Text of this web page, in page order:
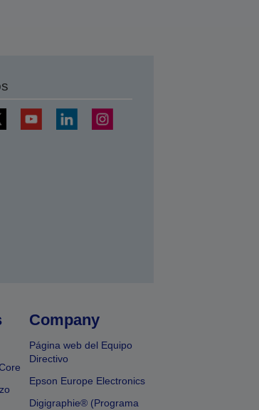
Company
Página web del Equipo
Directivo
Epson Europe Electronics
Digigraphie® (Programa